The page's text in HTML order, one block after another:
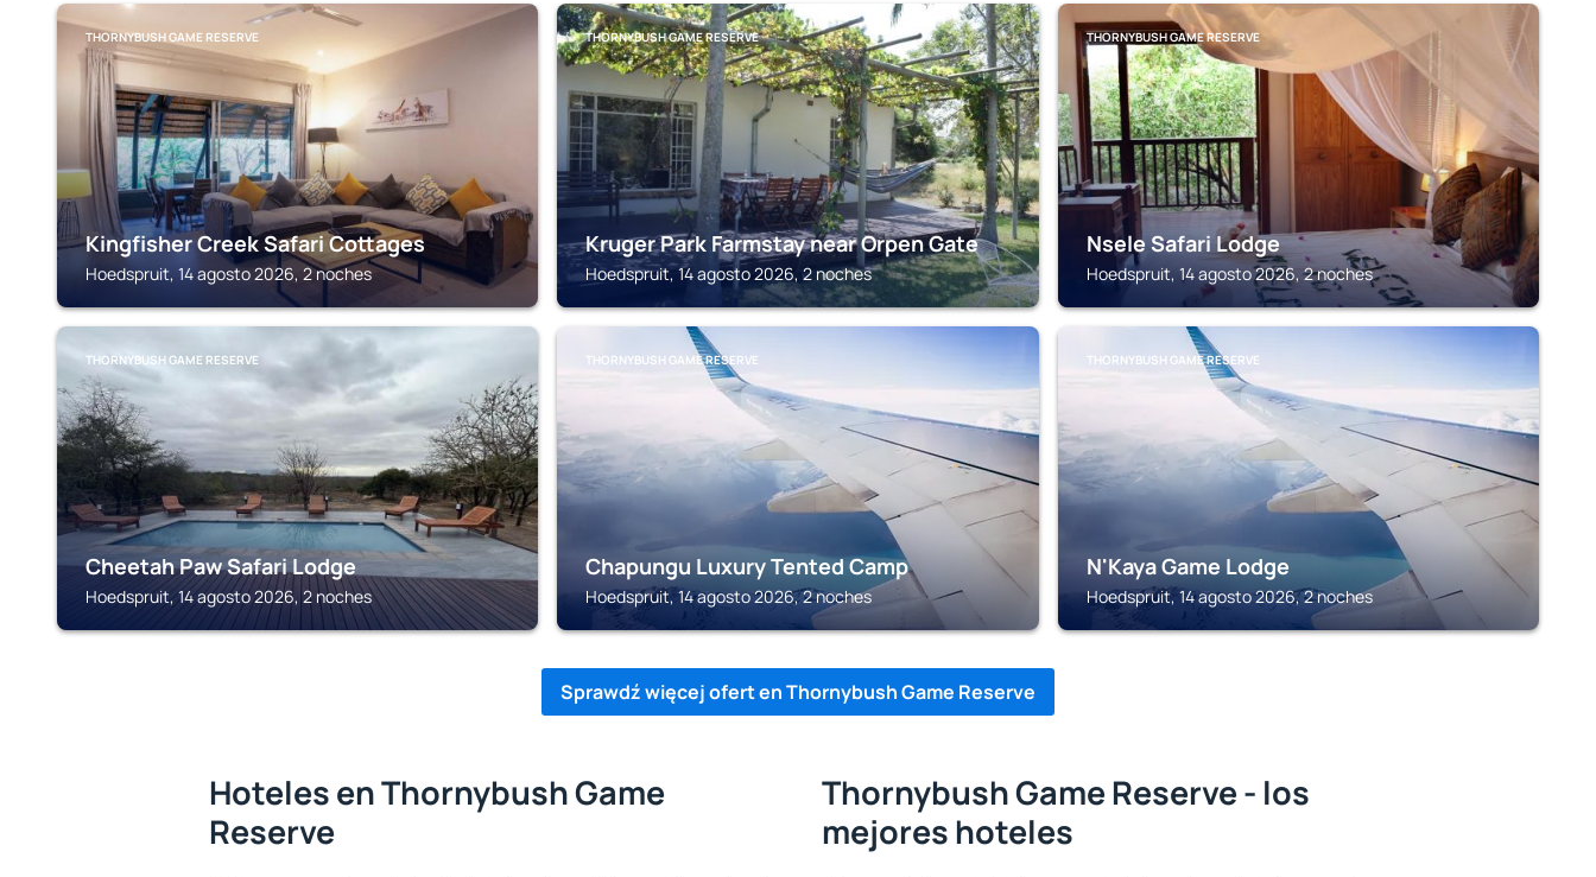
THORNYBUSH GAME RESERVE
Kingfisher Creek Safari Cottages
Hoedspruit, 14 agosto 2026, 2 noches
THORNYBUSH GAME RESERVE
Kruger Park Farmstay near Orpen Gate
Hoedspruit, 14 agosto 2026, 2 noches
THORNYBUSH GAME RESERVE
Nsele Safari Lodge
Hoedspruit, 14 agosto 2026, 2 noches
THORNYBUSH GAME RESERVE
Cheetah Paw Safari Lodge
Hoedspruit, 14 agosto 2026, 2 noches
THORNYBUSH GAME RESERVE
Chapungu Luxury Tented Camp
Hoedspruit, 14 agosto 2026, 2 noches
THORNYBUSH GAME RESERVE
N'Kaya Game Lodge
Hoedspruit, 14 agosto 2026, 2 noches
Sprawdź więcej ofert en Thornybush Game Reserve
Hoteles en Thornybush Game
Reserve
Thornybush Game Reserve - los
mejores hoteles